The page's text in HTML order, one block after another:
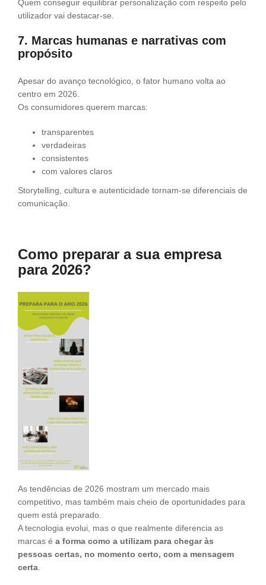
Quem conseguir equilibrar personalização com respeito pelo
utilizador vai destacar-se.
7. Marcas humanas e narrativas com
propósito
Apesar do avanço tecnológico, o fator humano volta ao
centro em 2026.
Os consumidores querem marcas:
transparentes
verdadeiras
consistentes
com valores claros
Storytelling, cultura e autenticidade tornam-se diferenciais de
comunicação.
Como preparar a sua empresa
para 2026?
As tendências de 2026 mostram um mercado mais
competitivo, mas também mais cheio de oportunidades para
quem está preparado.
A tecnologia evolui, mas o que realmente diferencia as
marcas é a forma como a utilizam para chegar às
pessoas certas, no momento certo, com a mensagem
certa